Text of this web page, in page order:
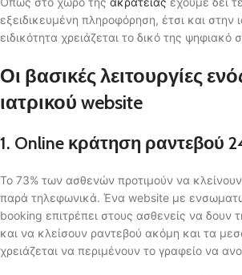
εξειδικευμένη πληροφόρηση, έτσι και στην
ειδικότητα χρειάζεται το δικό της ψηφιακό
Οι βασικές λειτουργίες
ιατρικού website
1. Online κράτηση ραντεβού
Το 73% των ασθενών προτιμούν να
παρά τηλεφωνικά. Ένα website με
booking επιτρέπει στους ασθενείς να δουν
και να κλείσουν ραντεβού ακόμη και τα
χρειάζεται να περιμένουν το γραφείο να